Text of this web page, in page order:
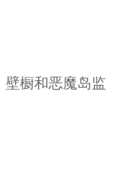
橱和恶魔岛监